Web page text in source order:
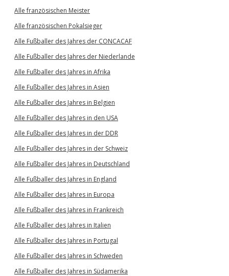
Alle französischen Meister
Alle französischen Pokalsieger
Alle Fußballer des Jahres der CONCACAF
Alle Fußballer des Jahres der Niederlande
Alle Fußballer des Jahres in Afrika
Alle Fußballer des Jahres in Asien
Alle Fußballer des Jahres in Belgien
Alle Fußballer des Jahres in den USA
Alle Fußballer des Jahres in der DDR
Alle Fußballer des Jahres in der Schweiz
Alle Fußballer des Jahres in Deutschland
Alle Fußballer des Jahres in England
Alle Fußballer des Jahres in Europa
Alle Fußballer des Jahres in Frankreich
Alle Fußballer des Jahres in Italien
Alle Fußballer des Jahres in Portugal
Alle Fußballer des Jahres in Schweden
Alle Fußballer des Jahres in Südamerika